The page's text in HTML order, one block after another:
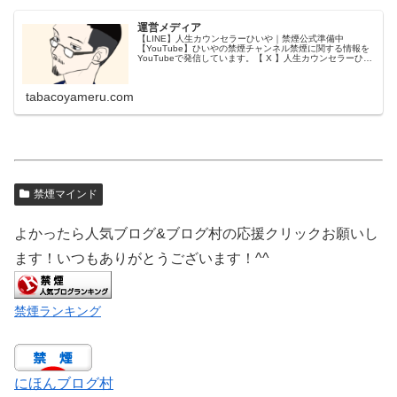
運営メディア
【LINE】人生カウンセラーひいや｜禁煙公式準備中
【YouTube】ひいやの禁煙チャンネル禁煙に関する情報を
YouTubeで発信しています。【 X 】人生カウンセラーひい
tabacoyameru.com
禁煙マインド
よかったら人気ブログ&ブログ村の応援クリックお願いし
ます！いつもありがとうございます！^^
禁煙ランキング
にほんブログ村